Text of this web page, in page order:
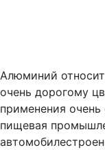
Алюминий
очень дорогому
применения
пищевая